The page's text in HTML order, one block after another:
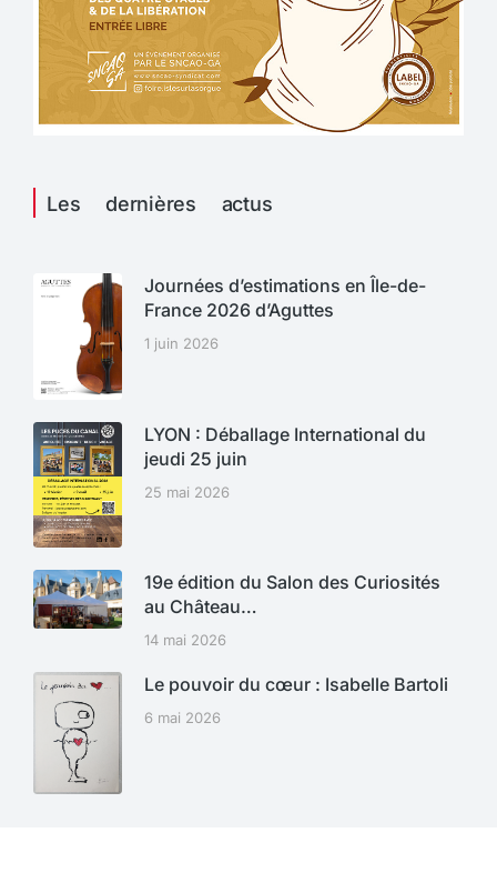
Les dernières actus
Journées d’estimations en Île-de-
France 2026 d’Aguttes
1 juin 2026
LYON : Déballage International du
jeudi 25 juin
25 mai 2026
19e édition du Salon des Curiosités
au Château…
14 mai 2026
Le pouvoir du cœur : Isabelle Bartoli
6 mai 2026